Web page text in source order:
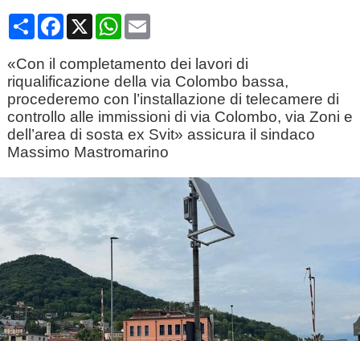
CondividiFacebook
X WhatsApp
Email
«Con il completamento dei lavori di
riqualificazione della via Colombo bassa,
procederemo con l’installazione di telecamere di
controllo alle immissioni di via Colombo, via Zoni e
dell’area di sosta ex Svit» assicura il sindaco
Massimo Mastromarino